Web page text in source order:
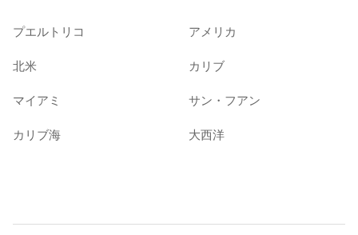
プエルトリコ アメリカ
北米 カリブ
マイアミ サン・フアン
カリブ海 大西洋